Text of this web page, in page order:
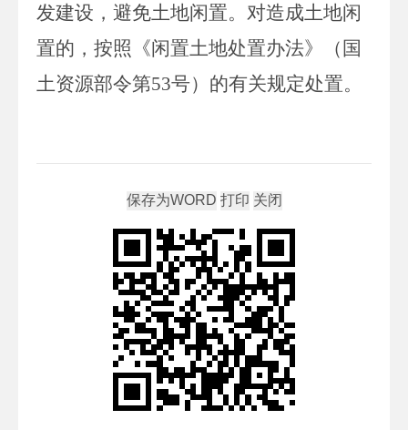
发建设，避免土地闲置。对造成土地闲
置的，按照《闲置土地处置办法》（国
土资源部令第53号）的有关规定处置。